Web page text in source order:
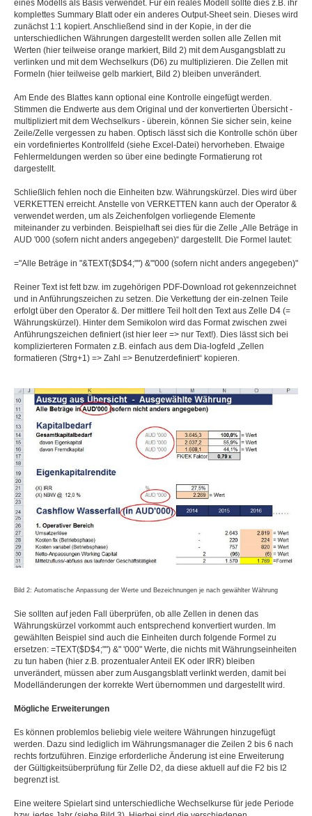
eines Modells als Basis verwendet. Für ein reales Modell sollte dies z.B. ihr
komplettes Summary Blatt oder ein anderes Output-Sheet sein. Dieses wird
zunächst 1:1 kopiert. Anschließend sind in der Kopie, in der die
unterschiedlichen Währungen dargestellt werden sollen alle Zellen mit
Werten (hier teilweise orange markiert, Bild 2) mit dem Ausgangsblatt zu
verlinken und mit dem Wechselkurs (D6) zu multiplizieren. Die Zellen mit
Formeln (hier teilweise gelb markiert, Bild 2) bleiben unverändert.
Am Ende des Blattes kann optional eine Kontrolle eingefügt werden.
Stimmen die Endwerte aus dem Original und der konvertierten Übersicht -
multipliziert mit dem Wechselkurs - überein, können Sie sicher sein, keine
Zeile/Zelle vergessen zu haben. Optisch lässt sich die Kontrolle schön über
ein vordefiniertes Kontrollfeld (siehe Excel-Datei) hervorheben. Etwaige
Fehlermeldungen werden so über eine bedingte Formatierung rot
dargestellt.
Schließlich fehlen noch die Einheiten bzw. Währungskürzel. Dies wird über
VERKETTEN erreicht. Anstelle von VERKETTEN kann auch der Operator &
verwendet werden, um als Zeichenfolgen vorliegende Elemente
miteinander zu verbinden. Beispielhaft sei dies für die Zelle „Alle Beträge in
AUD '000 (sofern nicht anders angegeben)“ dargestellt. Die Formel lautet:
="Alle Beträge in "&TEXT($D$4;"") &"'000 (sofern nicht anders angegeben)"
Reiner Text ist fett bzw. im zugehörigen PDF-Download rot gekennzeichnet
und in Anführungszeichen zu setzen. Die Verkettung der ein-zelnen Teile
erfolgt über den Operator &. Der mittlere Teil holt den Text aus Zelle D4 (=
Währungskürzel). Hinter dem Semikolon wird das Format zwischen zwei
Anführungszeichen definiert (ist hier leer => nur Text!). Dies lässt sich bei
komplizierteren Formaten z.B. einfach aus dem Dia-logfeld „Zellen
formatieren (Strg+1) => Zahl => Benutzerdefiniert“ kopieren.
Bild 2: Automatische Anpassung der Werte und Bezeichnungen je nach gewählter Währung
Sie sollten auf jeden Fall überprüfen, ob alle Zellen in denen das
Währungskürzel vorkommt auch entsprechend konvertiert wurden. Im
gewählten Beispiel sind auch die Einheiten durch folgende Formel zu
ersetzen: =TEXT($D$4;"") &" '000" Werte, die nichts mit Währungseinheiten
zu tun haben (hier z.B. prozentualer Anteil EK oder IRR) bleiben
unverändert, müssen aber zum Ausgangsblatt verlinkt werden, damit bei
Modelländerungen der korrekte Wert übernommen und dargestellt wird.
Mögliche Erweiterungen
Es können problemlos beliebig viele weitere Währungen hinzugefügt
werden. Dazu sind lediglich im Währungsmanager die Zeilen 2 bis 6 nach
rechts fortzuführen. Einzige erforderliche Änderung ist eine Erweiterung
der Gültigkeitsüberprüfung für Zelle D2, da diese aktuell auf die F2 bis I2
begrenzt ist.
Eine weitere Spielart sind unterschiedliche Wechselkurse für jede Periode